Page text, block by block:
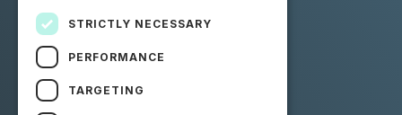
Folgen Sie uns
Facebook
Linkedin
STRICTLY NECESSARY
PERFORMANCE
TARGETING